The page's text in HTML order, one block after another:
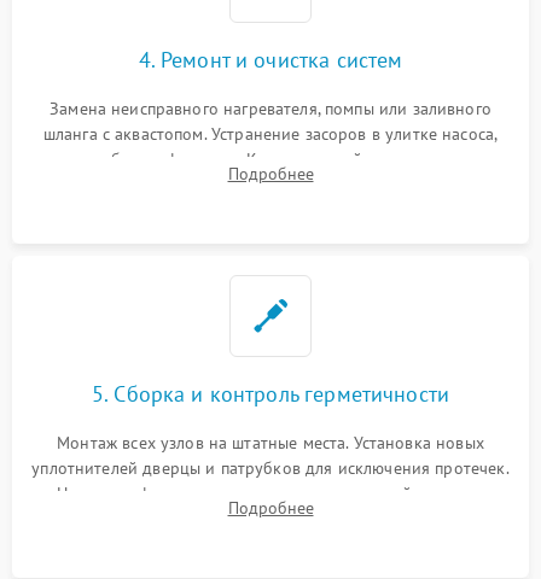
4. Ремонт и очистка систем
Замена неисправного нагревателя, помпы или заливного
шланга с аквастопом. Устранение засоров в улитке насоса,
патрубках и фильтрах. Компонентный ремонт платы
управления, восстановление поврежденной проводки.
Подробнее
5. Сборка и контроль герметичности
Монтаж всех узлов на штатные места. Установка новых
уплотнителей дверцы и патрубков для исключения протечек.
Надежная фиксация хомутов гидравлической системы,
сборка корпуса и установка датчика поплавка.
Подробнее